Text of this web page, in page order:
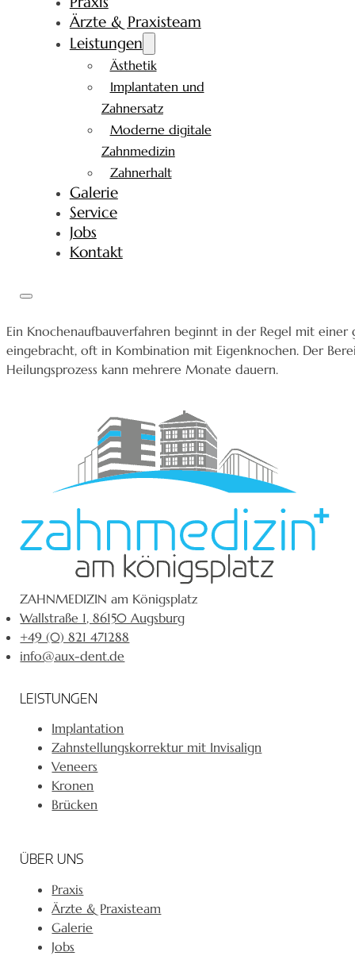
Ärzte & Praxisteam
Leistungen
Ästhetik
Implantaten und
Zahnersatz
Moderne digitale
Zahnmedizin
Zahnerhalt
Galerie
Service
Jobs
Kontakt
Ein Knochenaufbauverfahren beginnt in der Regel mit
eingebracht, oft in Kombination mit Eigenknochen. Der
Heilungsprozess kann mehrere Monate dauern.
ZAHNMEDIZIN am Königsplatz
Wallstraße 1, 86150 Augsburg
+49 (0) 821 471288
info@aux-dent.de
LEISTUNGEN
Implantation
Zahnstellungskorrektur mit Invisalign
Veneers
Kronen
Brücken
ÜBER UNS
Praxis
Ärzte & Praxisteam
Galerie
Jobs